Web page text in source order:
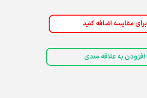
برای مقایسه اضافه کنید
افزودن به علاقه مندی